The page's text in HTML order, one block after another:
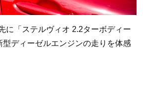
に「ステルヴィオ 2.2ターボディー
型ディーゼルエンジンの走りを体感